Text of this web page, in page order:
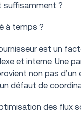
suffisamment ?
à temps ?
est un
et interne. Une
non pas d’un
défaut de
des flux